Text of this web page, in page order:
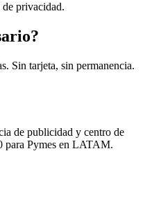
privacidad.
Sin tarjeta, sin permanencia.
de publicidad y centro de
para Pymes en LATAM.